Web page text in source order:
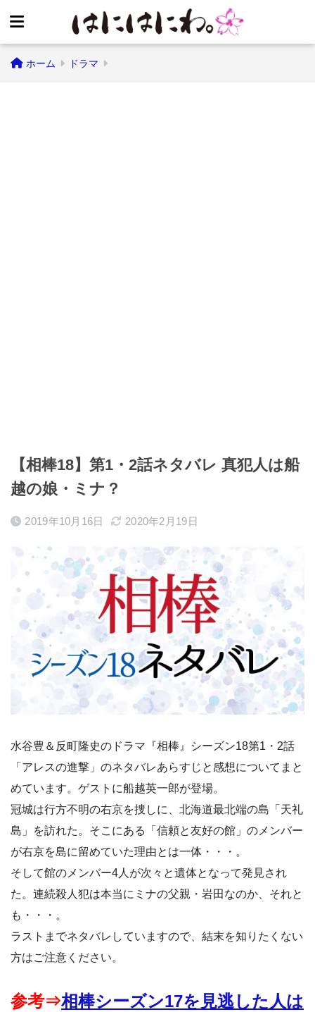
ホーム ドラマ
【相棒18】第1・2話ネタバレ 真犯人は船
越の娘・ミナ？
2019年10月16日 2020年2月19日
水谷豊＆反町隆史のドラマ『相棒』シーズン18第1・2話
「アレスの進撃」のネタバレあらすじと感想についてまと
めています。ゲストに船越英一郎が登場。
冠城は行方不明の右京を捜しに、北海道最北端の島「天礼
島」を訪れた。そこにある「信頼と友好の館」のメンバー
が右京を島に留めていた理由とは一体・・・。
そして館のメンバー4人が次々と遺体となって発見され
た。連続殺人犯は本当にミナの父親・岩田なのか、それと
も・・・。
ラストまでネタバレしていますので、結末を知りたくない
方はご注意ください。
参考⇒相棒シーズン17を見逃した人は